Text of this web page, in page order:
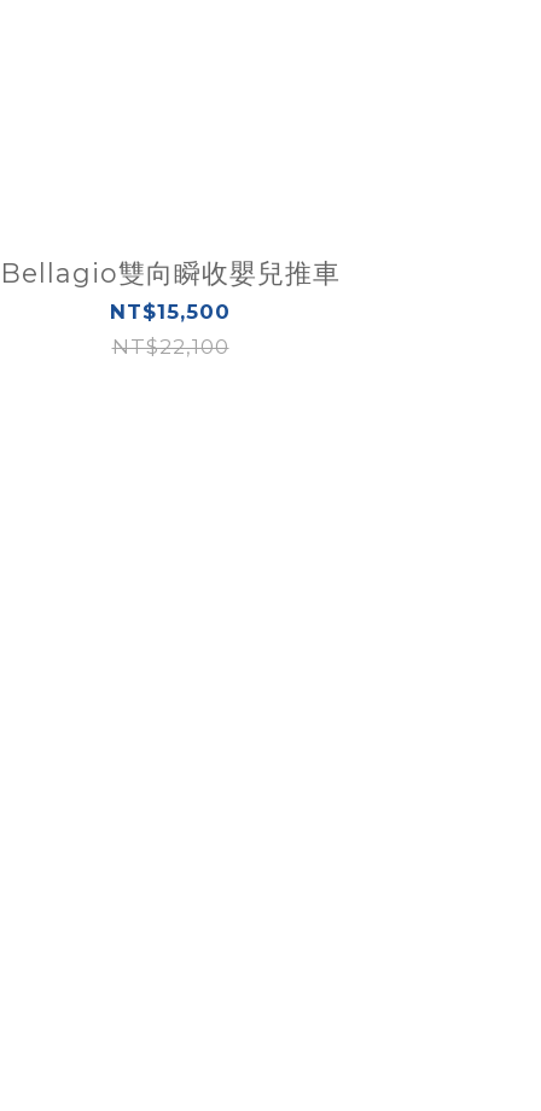
Bellagio雙向瞬收嬰兒推車
NT$15,500
NT$22,100